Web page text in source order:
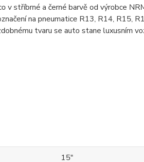
v stříbrné a černé barvě od výrobce
na pneumatice R13, R14, R15,
tvaru se auto stane luxusním
15"